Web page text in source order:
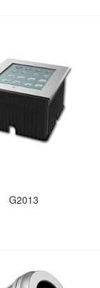
G2013